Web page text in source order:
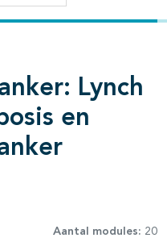
Lynch
en
Aantal modules: 20